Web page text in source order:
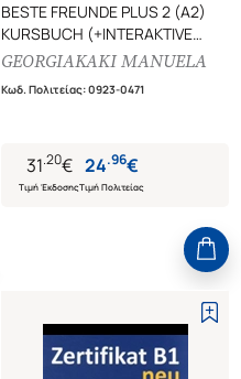
BESTE FREUNDE PLUS 2 (A2)
KURSBUCH (+INTERAKTIVE
VERSION UND APP)
GEORGIAKAKI MANUELA
Κωδ. Πολιτείας:0923-0471
31.20€
Τιμή Έκδοσης
24.96€
Τιμή Πολιτείας